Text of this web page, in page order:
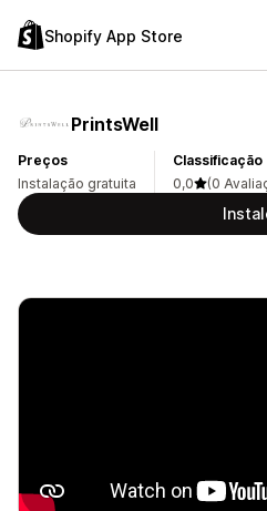
Shopify App Store
PrintsWell
Preços
Instalação gratuita
Classificação
0,0
(0